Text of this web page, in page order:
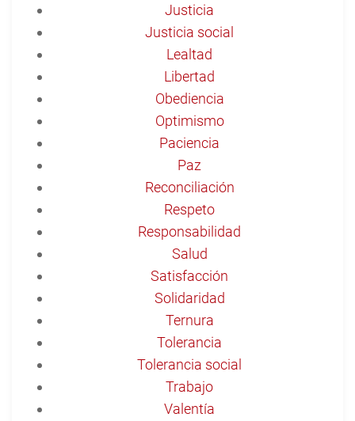
Justicia
Justicia social
Lealtad
Libertad
Obediencia
Optimismo
Paciencia
Paz
Reconciliación
Respeto
Responsabilidad
Salud
Satisfacción
Solidaridad
Ternura
Tolerancia
Tolerancia social
Trabajo
Valentía